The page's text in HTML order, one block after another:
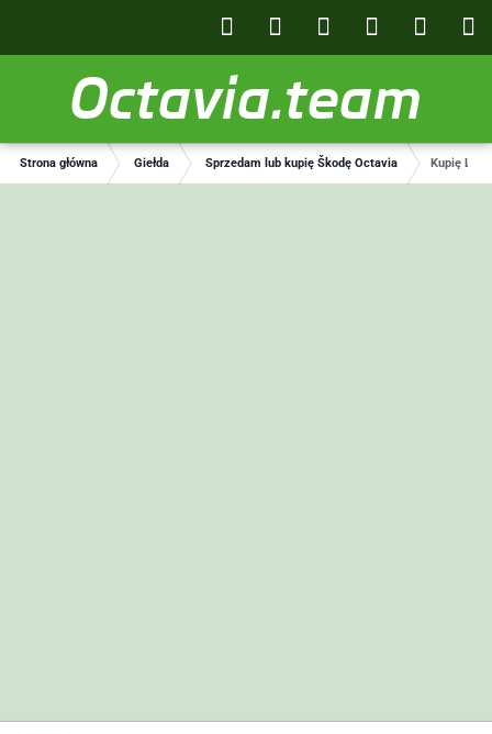
Octavia.team
Strona główna Giełda Sprzedam lub kupię Škodę Octavia Kupię